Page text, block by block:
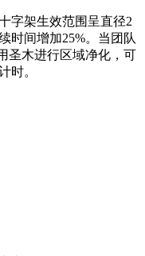
字架生效范围呈直径2
时间增加25%。当团队
圣木进行区域净化，可
时。